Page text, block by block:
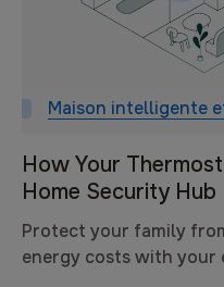
Maison intelligente
How Your
Home Security Hub
Protect your family
energy costs with your